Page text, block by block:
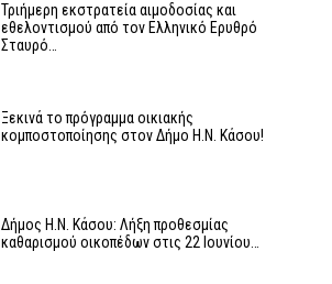
Τριήμερη εκστρατεία αιμοδοσίας και
εθελοντισμού από τον Ελληνικό Ερυθρό
Σταυρό…
Ξεκινά το πρόγραμμα οικιακής
κομποστοποίησης στον Δήμο Η.Ν. Κάσου!
Δήμος Η.Ν. Κάσου: Λήξη προθεσμίας
καθαρισμού οικοπέδων στις 22 Ιουνίου…